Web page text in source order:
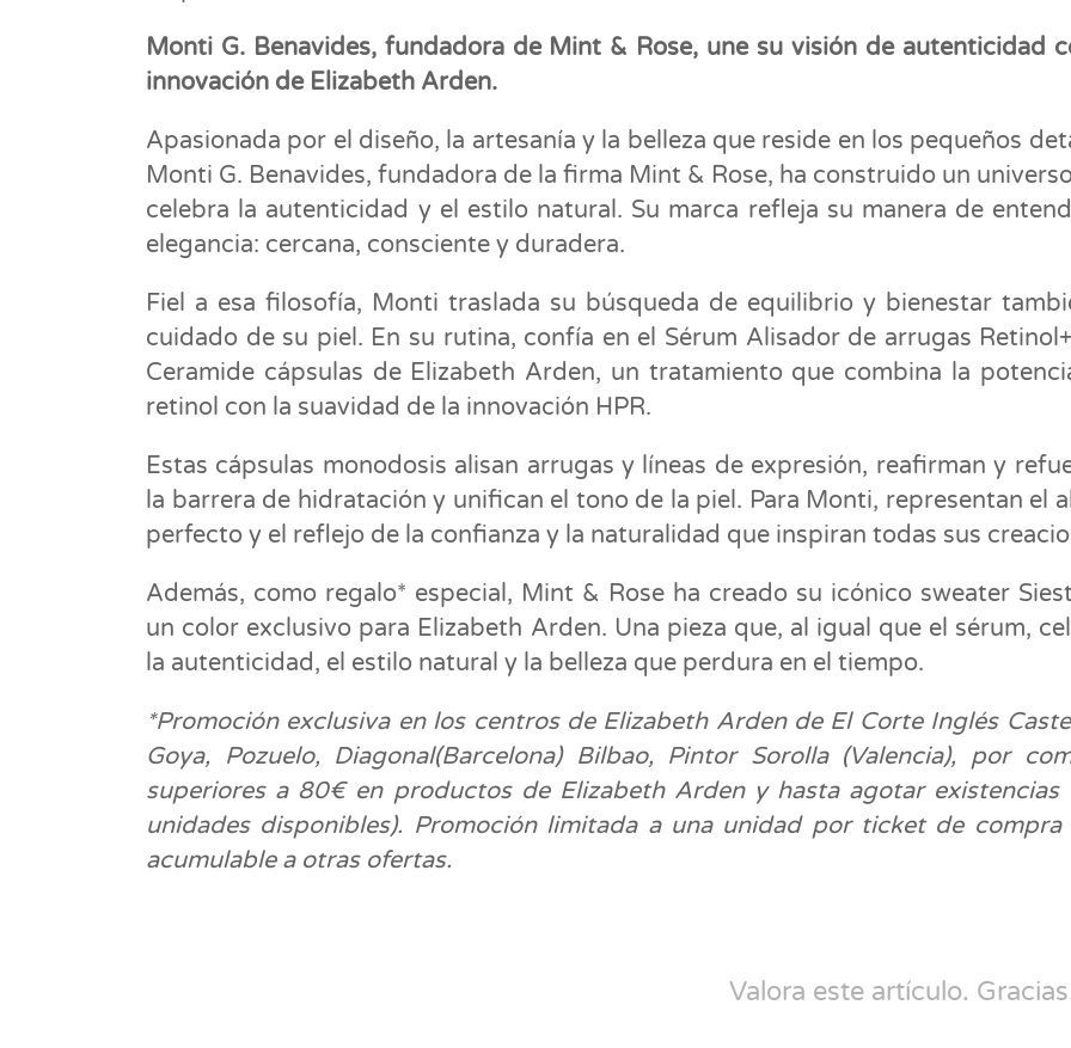
Monti G. Benavides, fundadora de Mint & Rose, une su visión de autenticidad
innovación de Elizabeth Arden.
Apasionada por el diseño, la artesanía y la belleza que reside en los pequeños
Monti G. Benavides, fundadora de la firma Mint & Rose, ha construido un
celebra la autenticidad y el estilo natural. Su marca refleja su manera de
elegancia: cercana, consciente y duradera.
Fiel a esa filosofía, Monti traslada su búsqueda de equilibrio y bienestar
cuidado de su piel. En su rutina, confía en el Sérum Alisador de arrugas
Ceramide cápsulas de Elizabeth Arden, un tratamiento que combina la
retinol con la suavidad de la innovación HPR.
Estas cápsulas monodosis alisan arrugas y líneas de expresión, reafirman y
la barrera de hidratación y unifican el tono de la piel. Para Monti, representan el
perfecto y el reflejo de la confianza y la naturalidad que inspiran todas sus
Además, como regalo* especial, Mint & Rose ha creado su icónico sweater
un color exclusivo para Elizabeth Arden. Una pieza que, al igual que el sérum,
la autenticidad, el estilo natural y la belleza que perdura en el tiempo.
*Promoción exclusiva en los centros de Elizabeth Arden de El Corte Inglés
Goya, Pozuelo, Diagonal(Barcelona) Bilbao, Pintor Sorolla (Valencia), por
superiores a 80€ en productos de Elizabeth Arden y hasta agotar existencias
unidades disponibles). Promoción limitada a una unidad por ticket de compra
acumulable a otras ofertas.
Valora este artículo.